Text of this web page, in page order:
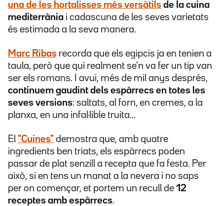
una de les hortalisses més versàtils de la cuina
mediterrània i cadascuna de les seves varietats
és estimada a la seva manera.
Marc Ribas recorda que els egipcis ja en tenien a
taula, però que qui realment se'n va fer un tip van
ser els romans. I avui, més de mil anys després,
continuem gaudint dels espàrrecs en totes les
seves versions: saltats, al forn, en cremes, a la
planxa, en una infal·lible truita...
El "Cuines" demostra que, amb quatre
ingredients ben triats, els espàrrecs poden
passar de plat senzill a recepta que fa festa. Per
això, si en tens un manat a la nevera i no saps
per on començar, et portem un recull de 12
receptes amb espàrrecs.